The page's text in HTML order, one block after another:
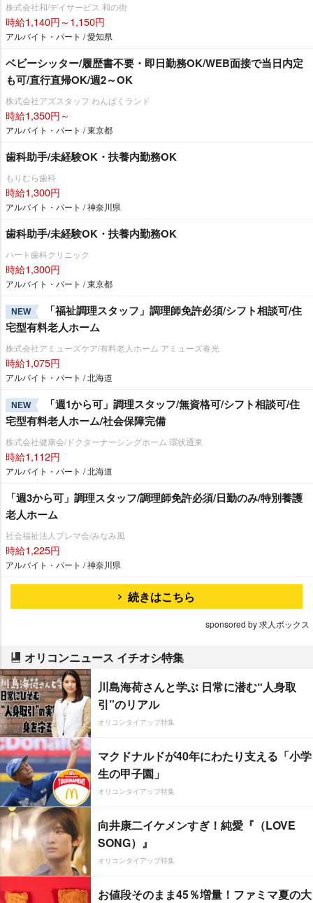
株式会社和/デイサービス 和の街
時給1,140円～1,150円
アルバイト・パート / 愛知県
ベビーシッター/履歴書不要・即日勤務OK/WEB面接で当日内定
も可/直行直帰OK/週2～OK
株式会社アズスタッフ わんぱくランド
時給1,350円～
アルバイト・パート / 東京都
歯科助手/未経験OK・扶養内勤務OK
もりむら歯科
時給1,300円
アルバイト・パート / 神奈川県
歯科助手/未経験OK・扶養内勤務OK
ハート歯科クリニック
時給1,300円
アルバイト・パート / 東京都
NEW
「福祉調理スタッフ」調理師免許必須/シフト相談可/住
宅型有料老人ホーム
株式会社アミューズケア/有料老人ホーム アミューズ春光
時給1,075円
アルバイト・パート / 北海道
NEW
「週1から可」調理スタッフ/無資格可/シフト相談可/住
宅型有料老人ホーム/社会保障完備
株式会社健康会/ドクターナーシングホーム 環状通東
時給1,112円
アルバイト・パート / 北海道
「週3から可」調理スタッフ/調理師免許必須/日勤のみ/特別養護
老人ホーム
社会福祉法人プレマ会/みなみ風
時給1,225円
アルバイト・パート / 神奈川県
続きはこちら
sponsored by 求人ボックス
オリコンニュース イチオシ特集
川島海荷さんと学ぶ 日常に潜む“人身取
引”のリアル
オリコンタイアップ特集
マクドナルドが40年にわたり支える「小学
生の甲子園」
オリコンタイアップ特集
向井康二イケメンすぎ！純愛『（LOVE
SONG）』
オリコンタイアップ特集
お値段そのまま45％増量！ファミマ夏の大